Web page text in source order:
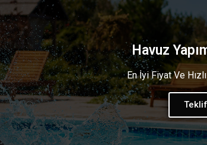
Havuz
En İyi Fiyat Ve